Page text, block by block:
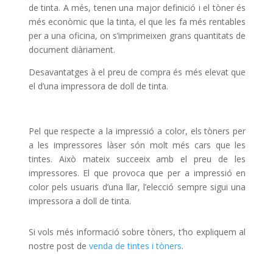
de tinta. A més, tenen una major definició i el tòner és
més econòmic que la tinta, el que les fa més rentables
per a una oficina, on s’imprimeixen grans quantitats de
document diàriament.
Desavantatges à el preu de compra és més elevat que
el d’una impressora de doll de tinta.
Pel que respecte a la impressió a color, els tòners per
a les impressores làser són molt més cars que les
tintes. Això mateix succeeix amb el preu de les
impressores. El que provoca que per a impressió en
color pels usuaris d’una llar, l’elecció sempre sigui una
impressora a doll de tinta.
Si vols més informació sobre tòners, t’ho expliquem al
nostre post de venda de tintes i tòners.